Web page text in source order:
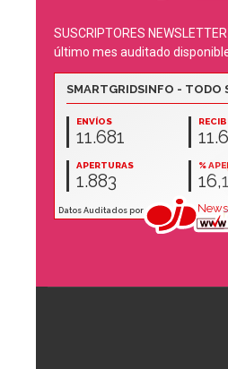
SUSCRIPTORES
último mes auditado